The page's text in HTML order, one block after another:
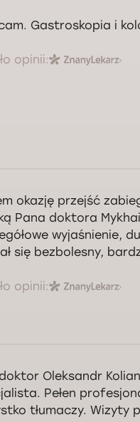
Gastroskopia i
opinii:
okazję przejść
Pana doktora
wyjaśnienie,
się bezbolesny,
opinii:
Oleksandr
Pełen
tłumaczy. Wizyty